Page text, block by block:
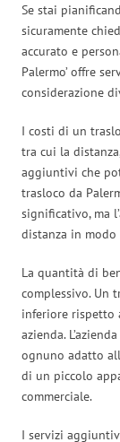
Se stai
sicuramente
accurato e
Palermo’ offre
considerazione
I costi di un
tra cui la
aggiuntivi che
trasloco da
significativo, ma
distanza in
La quantità di
complessivo. Un
inferiore rispetto
azienda.
ognuno adatto
di un piccolo
commerciale.
I servizi